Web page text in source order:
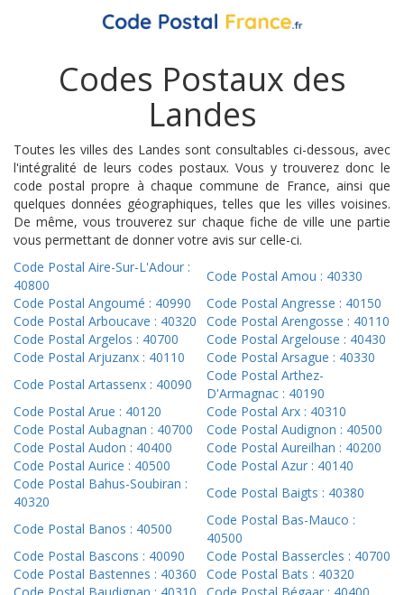
Codes Postaux des
Landes
Toutes les villes des Landes sont consultables ci-dessous, avec
l'intégralité de leurs codes postaux. Vous y trouverez donc le
code postal propre à chaque commune de France, ainsi que
quelques données géographiques, telles que les villes voisines.
De même, vous trouverez sur chaque fiche de ville une partie
vous permettant de donner votre avis sur celle-ci.
Code Postal Aire-Sur-L'Adour :
40800
Code Postal Amou : 40330
Code Postal Angoumé : 40990
Code Postal Angresse : 40150
Code Postal Arboucave : 40320
Code Postal Arengosse : 40110
Code Postal Argelos : 40700
Code Postal Argelouse : 40430
Code Postal Arjuzanx : 40110
Code Postal Arsague : 40330
Code Postal Artassenx : 40090
Code Postal Arthez-
D'Armagnac : 40190
Code Postal Arue : 40120
Code Postal Arx : 40310
Code Postal Aubagnan : 40700
Code Postal Audignon : 40500
Code Postal Audon : 40400
Code Postal Aureilhan : 40200
Code Postal Aurice : 40500
Code Postal Azur : 40140
Code Postal Bahus-Soubiran :
40320
Code Postal Baigts : 40380
Code Postal Banos : 40500
Code Postal Bas-Mauco :
40500
Code Postal Bascons : 40090
Code Postal Bassercles : 40700
Code Postal Bastennes : 40360
Code Postal Bats : 40320